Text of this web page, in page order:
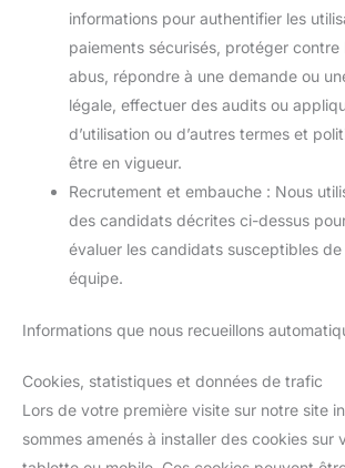
informations pour authentifier les
paiements sécurisés, protéger contre
abus, répondre à une demande ou
légale, effectuer des audits ou
d’utilisation ou d’autres termes et
être en vigueur.
Recrutement et embauche : Nous
des candidats décrites ci-dessus
évaluer les candidats susceptibles
équipe.
Informations que nous recueillons
Cookies, statistiques et données de trafic
Lors de votre première visite sur notre site
sommes amenés à installer des cookies sur